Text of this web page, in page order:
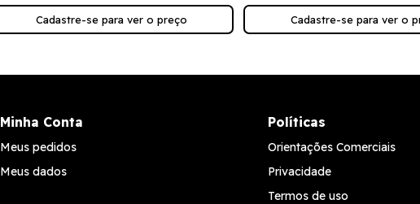
Cadastre-se para ver o preço Cadastre-se para ver o
Minha Conta
Meus pedidos
Meus dados
Políticas
Orientações Comerciais
Privacidade
Termos de uso